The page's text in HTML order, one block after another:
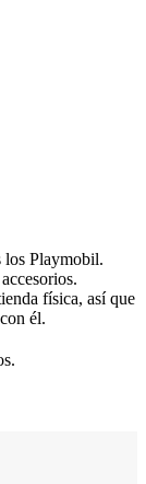
los Playmobil.
física, así que
él.